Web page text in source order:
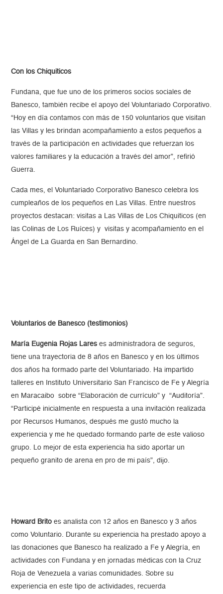
Con los Chiquiticos
Fundana, que fue uno de los primeros socios sociales de
Banesco, también recibe el apoyo del Voluntariado Corporativo.
“Hoy en día contamos con más de 150 voluntarios que visitan
las Villas y les brindan acompañamiento a estos pequeños a
través de la participación en actividades que refuerzan los
valores familiares y la educación a través del amor”, refirió
Guerra.
Cada mes, el Voluntariado Corporativo Banesco celebra los
cumpleaños de los pequeños en Las Villas. Entre nuestros
proyectos destacan: visitas a Las Villas de Los Chiquiticos (en
las Colinas de Los Ruíces) y visitas y acompañamiento en el
Ángel de La Guarda en San Bernardino.
Voluntarios de Banesco (testimonios)
María Eugenia Rojas Lares es administradora de seguros,
tiene una trayectoria de 8 años en Banesco y en los últimos
dos años ha formado parte del Voluntariado. Ha impartido
talleres en Instituto Universitario San Francisco de Fe y Alegría
en Maracaibo sobre “Elaboración de currículo” y “Auditoría”.
“Participé inicialmente en respuesta a una invitación realizada
por Recursos Humanos, después me gustó mucho la
experiencia y me he quedado formando parte de este valioso
grupo. Lo mejor de esta experiencia ha sido aportar un
pequeño granito de arena en pro de mi país”, dijo.
Howard Britoes analista con 12 años en Banesco y 3 años
como Voluntario. Durante su experiencia ha prestado apoyo a
las donaciones que Banesco ha realizado a Fe y Alegría, en
actividades con Fundana y en jornadas médicas con la Cruz
Roja de Venezuela a varias comunidades. Sobre su
experiencia en este tipo de actividades, recuerda